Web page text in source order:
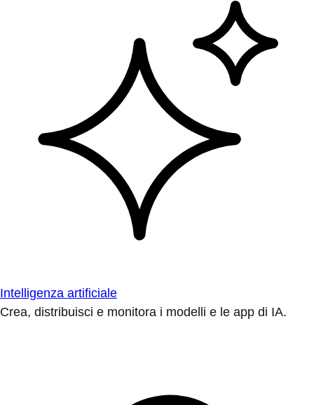
Intelligenza artificiale
Crea, distribuisci e monitora i modelli e le app di IA.